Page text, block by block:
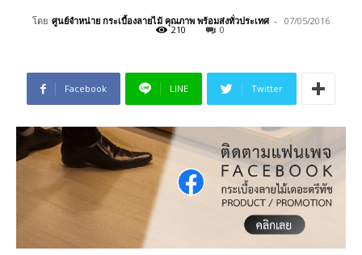
โดย ศูนย์จำหน่าย กระเบื้องลายไม้ คุณภาพ พร้อมส่งทั่วประเทศ - 07/05/2016
210 0
Facebook LINE Twitter